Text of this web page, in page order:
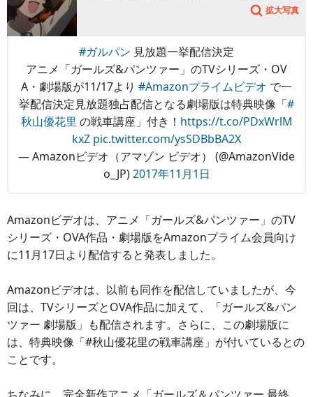
拡大写真
#ガルパン 見放題一挙配信決定
アニメ「ガールズ&パンツァー」のTVシリーズ・OV
A・劇場版が11/17より #Amazonプライムビデオ で一
挙配信決定見放題独占配信となる劇場版は特典映像「#
秋山優花里 の戦車講座」付き！ https://t.co/PDxWrlM
kxZ pic.twitter.com/ysSDBbBA2X
— Amazonビデオ（アマゾン ビデオ） (@AmazonVide
o_JP)2017年11月1日
Amazonビデオは、アニメ「ガールズ&パンツァー」のTV
シリーズ・OVA作品・劇場版をAmazonプライム会員向け
に11月17日より配信すると発表しました。
Amazonビデオは、以前も同作を配信していましたが、今
回は、TVシリーズとOVA作品に加えて、「ガールズ&パン
ツァー 劇場版」も配信されます。さらに、この劇場版に
は、特典映像「#秋山優花里の戦車講座」が付いているとの
ことです。